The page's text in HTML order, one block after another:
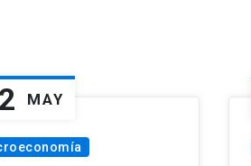
MAY